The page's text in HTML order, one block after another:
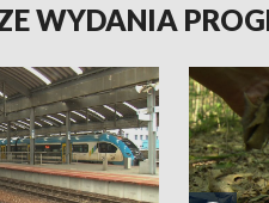
WYDANIA